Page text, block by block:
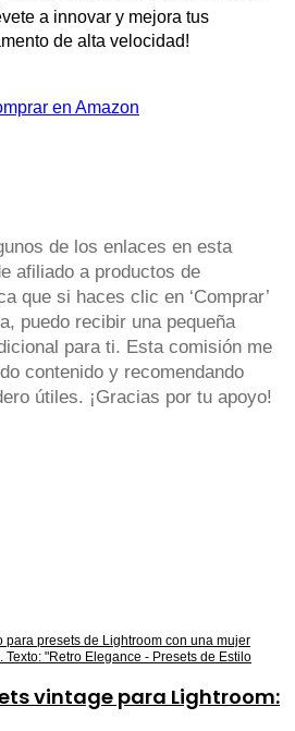
a innovar y mejora tus
de alta velocidad!
de los enlaces en esta
afiliado a productos de
que si haces clic en ‘Comprar’
puedo recibir una pequeña
para ti. Esta comisión me
contenido y recomendando
útiles. ¡Gracias por tu apoyo!
vintage para Lightroom: